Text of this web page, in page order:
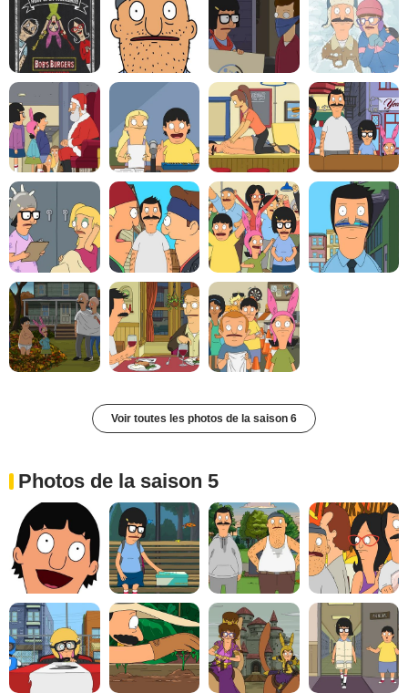
Voir toutes les photos de la saison 6
Photos de la saison 5